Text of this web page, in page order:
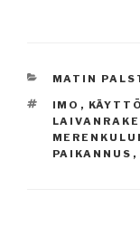
MATIN
AVAINSANAT
IMO ,
PAIKANNUS ,